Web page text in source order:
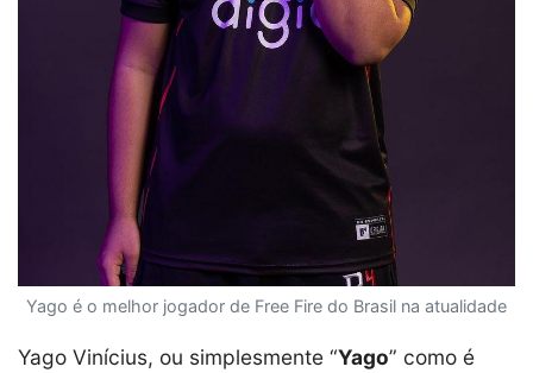
Yago é o melhor jogador de Free Fire do Brasil na atualidade
Yago Vinícius, ou simplesmente “Yago” como é